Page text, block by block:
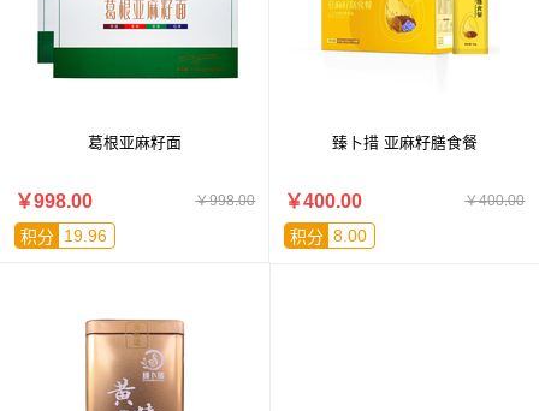
葛根亚麻籽面
￥998.00
￥998.00
积分 19.96
臻卜措 亚麻籽膳食餐
￥400.00
￥400.00
积分 8.00